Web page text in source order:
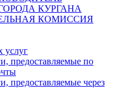
КУРГАНА
КОМИССИЯ
услуг
предоставляемые по
предоставляемые через